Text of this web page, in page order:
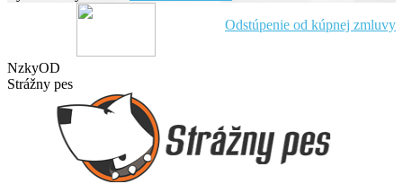
Odstúpenie od kúpnej zmluvy
NzkyOD
Strážny pes